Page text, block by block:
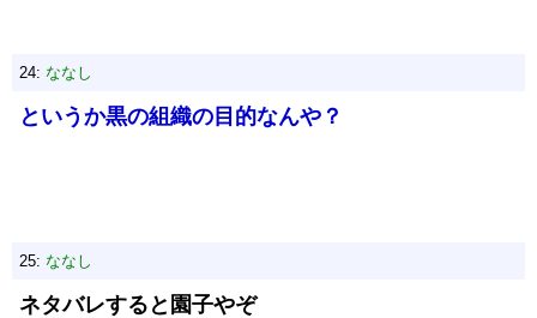
24: ななし
というか黒の組織の目的なんや？
25: ななし
ネタバレすると園子やぞ